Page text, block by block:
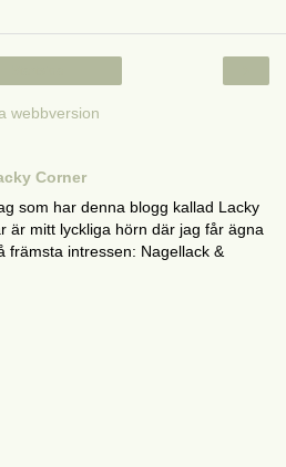
webbversion
Corner
som har denna blogg kallad Lacky
är mitt lyckliga hörn där jag får ägna
främsta intressen: Nagellack &